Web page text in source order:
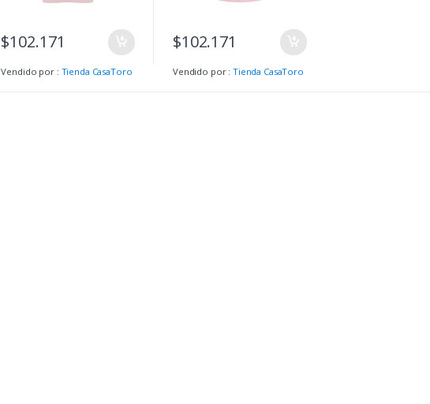
$102.171
Vendido por : Tienda CasaToro
$102.171
Vendido por :Tienda CasaToro